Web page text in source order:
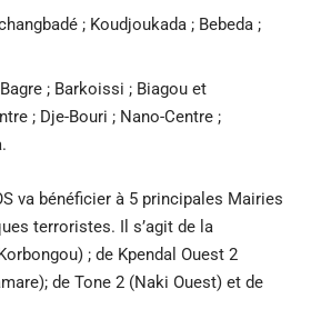
; Koudjoukada ; Bebeda ;
; Barkoissi ; Biagou et
; Dje-Bouri ; Nano-Centre ;
va bénéficier à 5 principales Mairies
terroristes. Il s’agit de la
; de Kpendal Ouest 2
de Tone 2 (Naki Ouest) et de